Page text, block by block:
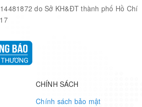
-40°C ~ 85°C (TA)
20-SSOP (0.209", 5.30mm
Width)
20-SSOP
do Sở KH&ĐT thành phố Hồ Chí
CHÍNH SÁCH
Chính sách bảo mật